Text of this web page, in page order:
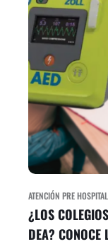
ATENCIÓN PRE
¿LOS
DEA? CONOCE